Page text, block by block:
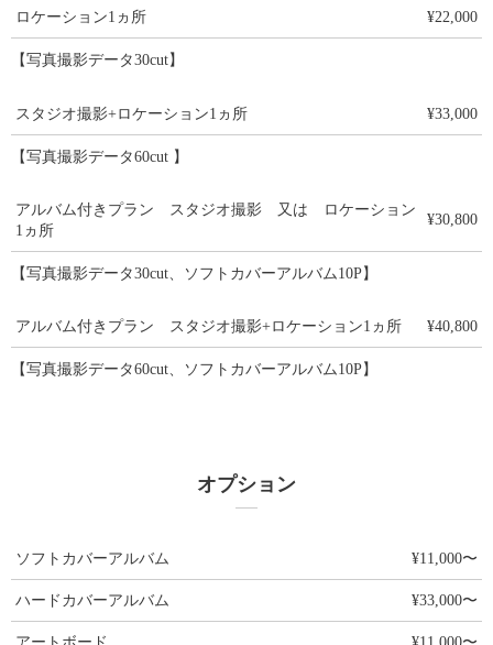
ロケーション1ヵ所 ¥22,000
【写真撮影データ30cut】
スタジオ撮影+ロケーション1ヵ所 ¥33,000
【写真撮影データ60cut 】
アルバム付きプラン スタジオ撮影 又は ロケーション
1ヵ所
¥30,800
【写真撮影データ30cut、ソフトカバーアルバム10P】
アルバム付きプラン スタジオ撮影+ロケーション1ヵ所 ¥40,800
【写真撮影データ60cut、ソフトカバーアルバム10P】
オプション
ソフトカバーアルバム ¥11,000〜
ハードカバーアルバム ¥33,000〜